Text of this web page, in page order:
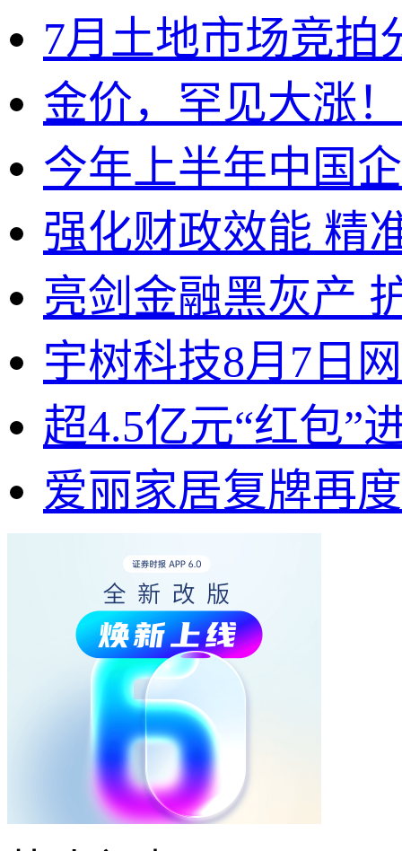
7月土地市场竞拍
金价，罕见大涨！
今年上半年中国
强化财政效能 精
亮剑金融黑灰产
宇树科技8月7日
超4.5亿元“红包”
爱丽家居复牌再